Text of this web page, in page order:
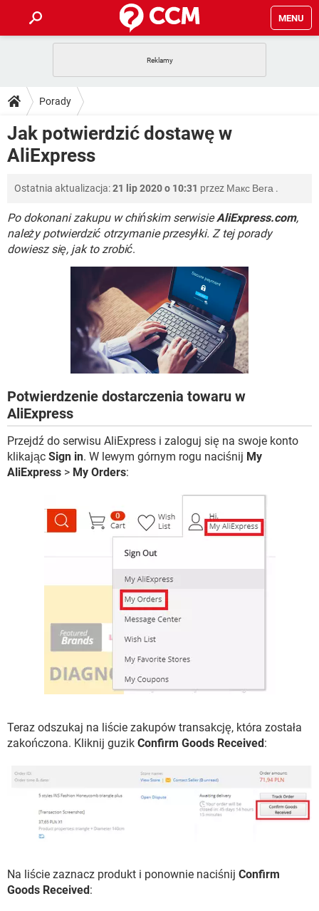
MENU
GRY
SPOTIFY NETFLIX
INSTAGRAM
PORADY
PlayStation
GRY WHATSAPP
INSTAGRAM FACEBOOK
WINDOWS 10
DO POBRANIA
ANDROID
INSTAGRAM FACEBOOK
WINDOWS 10
FORUM
COVID-19 TIKTOK
GRY WHATSAPP
SPOTIFY NETFLIX
COVID-19 TIKTOK
GRY
NETFLIX
FACEBOOK
Porady
Jak potwierdzić dostawę w
AliExpress
Ostatnia aktualizacja:21 lip 2020 o 10:31 przez Макс Вега .
Po dokonani zakupu w chińskim serwisieAliExpress.com,
należy potwierdzić otrzymanie przesyłki. Z tej porady
dowiesz się, jak to zrobić.
Potwierdzenie dostarczenia towaru w
AliExpress
Przejdź do serwisu AliExpress i zaloguj się na swoje konto
klikając Sign in. W lewym górnym rogu naciśnij My
AliExpress > My Orders:
Teraz odszukaj na liście zakupów transakcję, która została
zakończona. Kliknij guzik Confirm Goods Received:
Na liście zaznacz produkt i ponownie naciśnij Confirm
Goods Received: